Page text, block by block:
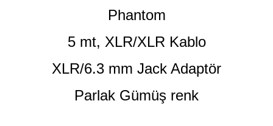
Phantom
5 mt, XLR/XLR Kablo
XLR/6.3 mm Jack Adaptör
Parlak Gümüş renk